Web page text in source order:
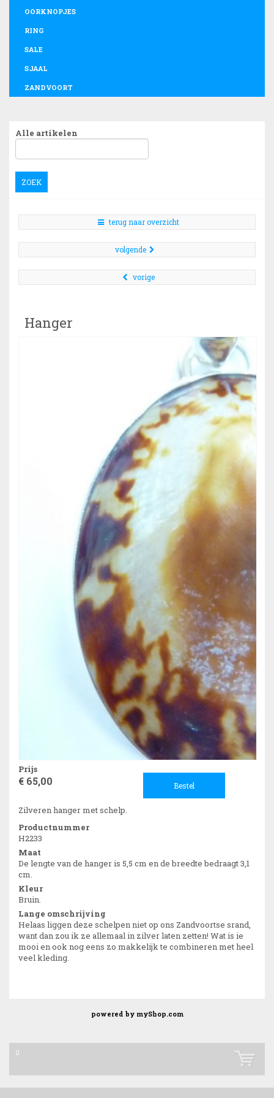
OORKNOPJES
RING
SALE
SJAAL
ZANDVOORT
Alle artikelen
ZOEK
terug naar overzicht
volgende
vorige
Hanger
Prijs
€ 65,00 Bestel
Zilveren hanger met schelp.
Productnummer
H2233
Maat
De lengte van de hanger is 5,5 cm en de breedte bedraagt 3,1
cm.
Kleur
Bruin.
Lange omschrijving
Helaas liggen deze schelpen niet op ons Zandvoortse srand,
want dan zou ik ze allemaal in zilver laten zetten! Wat is ie
mooi en ook nog eens zo makkelijk te combineren met heel
veel kleding.
powered by myShop.com
0